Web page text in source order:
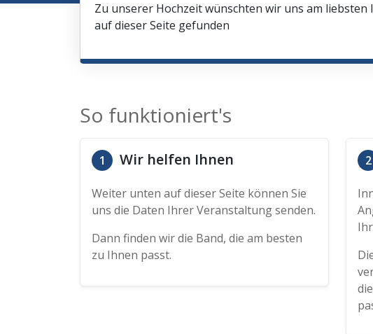
Zu unserer Hochzeit wünschten wir uns am
auf dieser Seite gefunden
So funktioniert's
1 Wir helfen Ihnen
Weiter unten auf dieser Seite können Sie
uns die Daten Ihrer Veranstaltung senden.
Dann finden wir die Band, die am besten
zu Ihnen passt.
2